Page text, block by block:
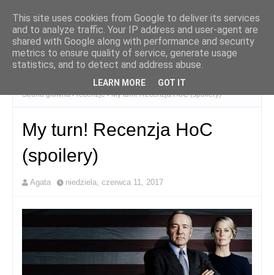
Strona główna recenzje My turn! Recenzja HoC (spoilery)
My turn! Recenzja HoC
(spoilery)
Agata niedziela, czerwca 11, 2017
This site uses cookies from Google to deliver its services
and to analyze traffic. Your IP address and user-agent are
shared with Google along with performance and security
metrics to ensure quality of service, generate usage
statistics, and to detect and address abuse.
LEARN MORE GOT IT